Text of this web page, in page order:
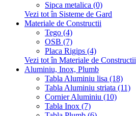
Sipca metalica (0)
Vezi tot în Sisteme de Gard
Materiale de Constructii
Tego (4)
OSB (7)
Placa Rigips (4)
Vezi tot în Materiale de Constructii
Aluminiu, Inox, Plumb
Tabla Aluminiu lisa (18)
Tabla Aluminiu striata (11)
Cornier Aluminiu (10)
Tabla Inox (7)